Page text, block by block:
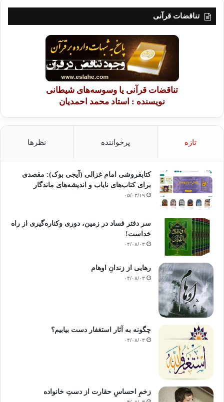
تناقضات قرآنی
تناقضات قرآنی یا وسوسه‌های شیطانی
نویسنده : استاد محمد احمدیان
تازه پرخواننده نظرها
کتابفروشی امام غزالی (آیجی بوک): مقصدی
برای کتاب‌های نایاب و اندیشه‌های ماندگار
۰۵/۰۳/۱۹
سر دفتر فساد در زمین‌، دوری وکناره‌گیری از راه
خداست‌!
۰۴/۰۸/۰۳
رهایی از زندانِ اوهام
۰۴/۰۸/۰۳
چگونه به آثار استغفار دست بیابیم؟
۰۴/۰۸/۰۳
زخمِ احساسِ حقارت از دستِ خانواده